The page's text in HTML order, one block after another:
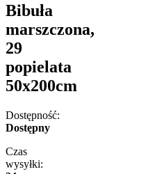
Bibuła
marszczona,
29
popielata
50x200cm
Dostępność:
Dostępny
Czas
wysyłki: